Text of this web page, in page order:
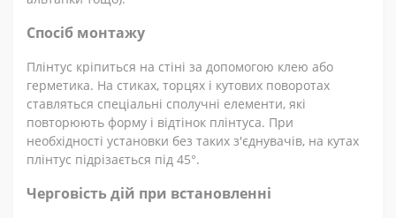
Спосіб монтажу
Плінтус кріпиться на стіні за допомогою клею або
герметика. На стиках, торцях і кутових поворотах
ставляться спеціальні сполучні елементи, які
повторюють форму і відтінок плінтуса. При
необхідності установки без таких з'єднувачів, на кутах
плінтус підрізається під 45°.
Черговість дій при встановленні